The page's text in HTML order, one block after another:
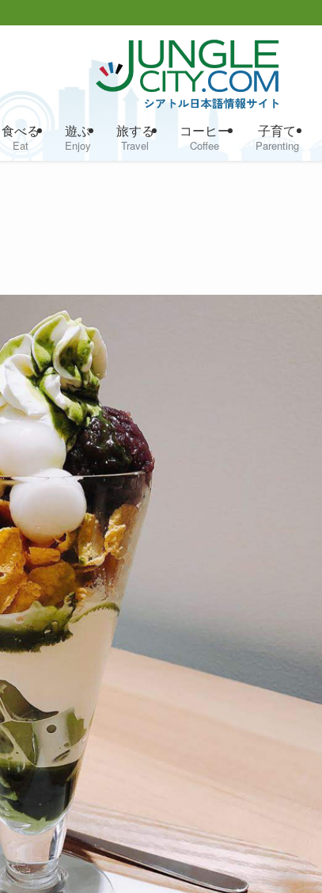
食べる
Eat
遊ぶ
Enjoy
旅する
Travel
コーヒー
Coffee
子育て
Parenting